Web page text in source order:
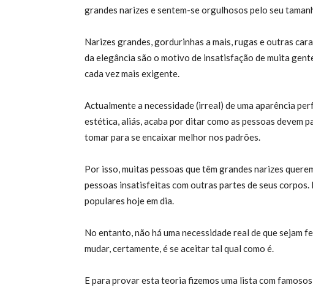
grandes narizes e sentem-se orgulhosos pelo seu
Narizes grandes, gordurinhas a mais, rugas e outras
da elegância são o motivo de insatisfação de muita
cada vez mais exigente.
Actualmente a necessidade (irreal) de uma aparência
estética, aliás, acaba por ditar como as pessoas devem
tomar para se encaixar melhor nos padrões.
Por isso, muitas pessoas que têm grandes narizes
pessoas insatisfeitas com outras partes de seus corpos.
populares hoje em dia.
No entanto, não há uma necessidade real de que
mudar, certamente, é se aceitar tal qual como é.
E para provar esta teoria fizemos uma lista com